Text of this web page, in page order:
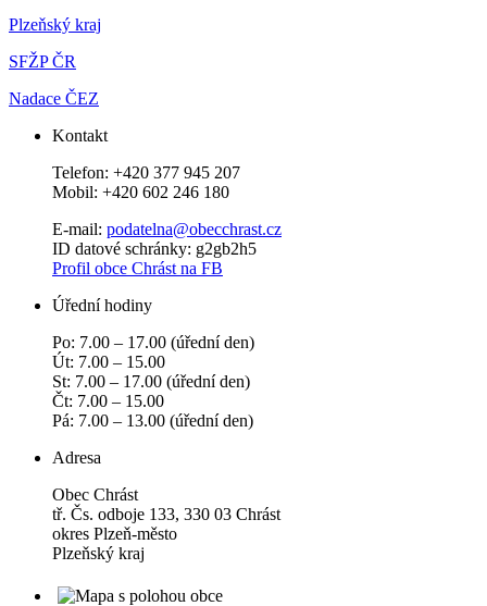
Plzeňský kraj
SFŽP ČR
Nadace ČEZ
Kontakt
Telefon: +420 377 945 207
Mobil: +420 602 246 180
E-mail: podatelna@obecchras­t.cz
ID datové schránky: g2gb2h5
Profil obce Chrást na FB
Úřední hodiny
Po: 7.00 – 17.00 (úřední den)
Út: 7.00 – 15.00
St: 7.00 – 17.00 (úřední den)
Čt: 7.00 – 15.00
Pá: 7.00 – 13.00 (úřední den)
Adresa
Obec Chrást
tř. Čs. odboje 133, 330 03 Chrást
okres Plzeň-město
Plzeňský kraj